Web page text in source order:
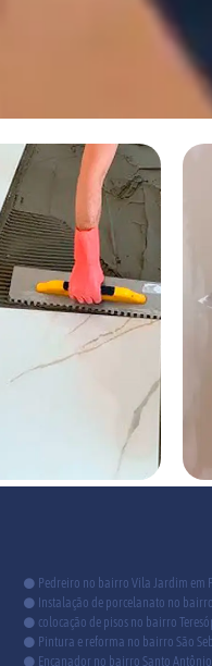
Pedreiro no bairro Vila Jardim em
Instalação de porcelanato no
colocação de pisos no bairro
Pintura e reforma no bairro São
Encanador no bairro Santo